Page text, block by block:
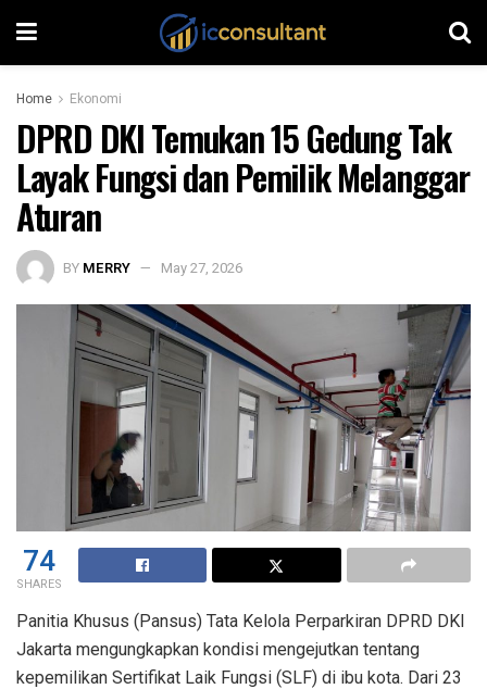
Home Ekonomi
DPRD DKI Temukan 15 Gedung Tak
Layak Fungsi dan Pemilik Melanggar
Aturan
BY MERRY May 27, 2026
74
SHARES
Panitia Khusus (Pansus) Tata Kelola Perparkiran DPRD DKI
Jakarta mengungkapkan kondisi mengejutkan tentang
kepemilikan Sertifikat Laik Fungsi (SLF) di ibu kota. Dari 23